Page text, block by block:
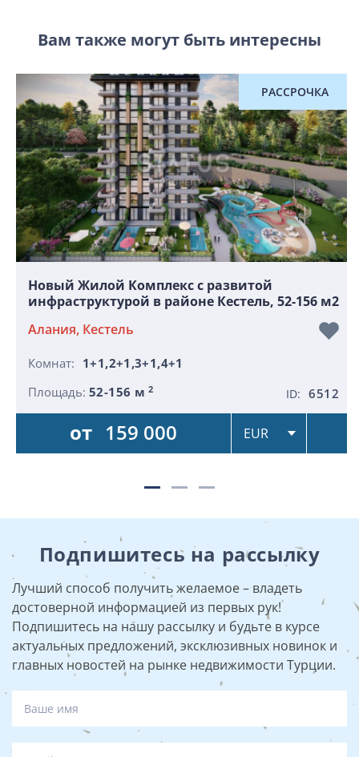
Вам также могут быть интересны
РАССРОЧКА
Новый Жилой Комплекс с развитой
инфраструктурой в районе Кестель, 52-156 м2
Алания, Кестель
Комнат: 1+1,2+1,3+1,4+1
Площадь: 52-156 м2 ID: 6512
от 159 000
Подпишитесь на рассылку
Лучший способ получить желаемое – владеть
достоверной информацией из первых рук!
Подпишитесь на нашу рассылку и будьте в курсе
актуальных предложений, эксклюзивных новинок и
главных новостей на рынке недвижимости Турции.